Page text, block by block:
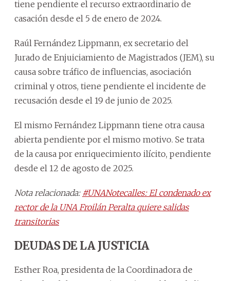
tiene pendiente el recurso extraordinario de
casación desde el 5 de enero de 2024.
Raúl Fernández Lippmann, ex secretario del
Jurado de Enjuiciamiento de Magistrados (JEM), su
causa sobre tráfico de influencias, asociación
criminal y otros, tiene pendiente el incidente de
recusación desde el 19 de junio de 2025.
El mismo Fernández Lippmann tiene otra causa
abierta pendiente por el mismo motivo. Se trata
de la causa por enriquecimiento ilícito, pendiente
desde el 12 de agosto de 2025.
Nota relacionada: #UNANotecalles: El condenado ex
rector de la UNA Froilán Peralta quiere salidas
transitorias
DEUDAS DE LA JUSTICIA
Esther Roa, presidenta de la Coordinadora de